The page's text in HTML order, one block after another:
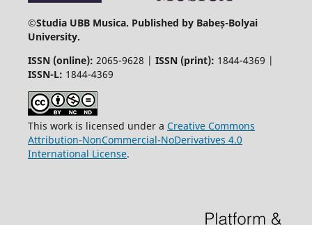
©Studia UBB Musica. Published by Babeș-Bolyai
University.
ISSN (online): 2065-9628 | ISSN (print): 1844-4369 |
ISSN-L: 1844-4369
This work is licensed under a Creative Commons
Attribution-NonCommercial-NoDerivatives 4.0
International License.